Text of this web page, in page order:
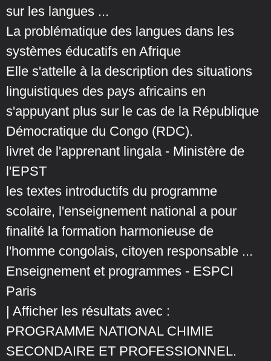
sur les langues ...
La problématique des langues dans les
systèmes éducatifs en Afrique
Elle s'attelle à la description des situations
linguistiques des pays africains en
s'appuyant plus sur le cas de la République
Démocratique du Congo (RDC).
livret de l'apprenant lingala - Ministère de
l'EPST
les textes introductifs du programme
scolaire, l'enseignement national a pour
finalité la formation harmonieuse de
l'homme congolais, citoyen responsable ...
Enseignement et programmes - ESPCI
Paris
| Afficher les résultats avec :
PROGRAMME NATIONAL CHIMIE
SECONDAIRE ET PROFESSIONNEL.